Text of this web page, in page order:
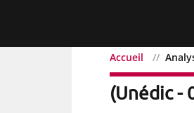
Accueil
Analyse
(Unédic -